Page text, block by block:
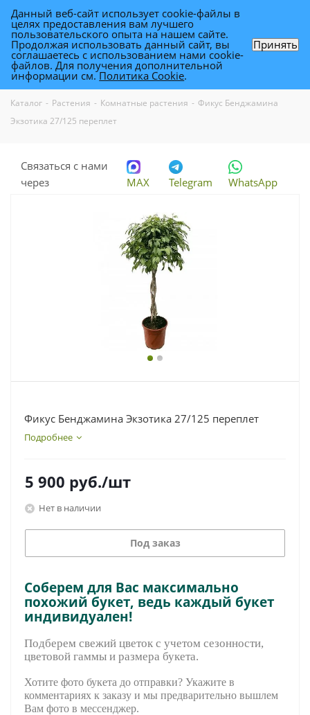
Фикус Бенджамина Экзотика 27/125
переплет
Каталог - Растения - Комнатные растения - Фикус Бенджамина
Экзотика 27/125 переплет
Связаться с нами
через
MAX Telegram WhatsApp
Фикус Бенджамина Экзотика 27/125 переплет
Подробнее
5 900 руб./шт
Нет в наличии
Под заказ
Соберем для Вас максимально
похожий букет, ведь каждый букет
индивидуален!
Подберем свежий цветок с учетом сезонности,
цветовой гаммы и размера букета.
Хотите фото букета до отправки? Укажите в
комментариях к заказу и мы предварительно вышлем
Вам фото в мессенджер.
Данный веб-сайт использует cookie-файлы в
целях предоставления вам лучшего
пользовательского опыта на нашем сайте.
Продолжая использовать данный сайт, вы
соглашаетесь с использованием нами cookie-
файлов. Для получения дополнительной
информации см.Политика Cookie.
Принять